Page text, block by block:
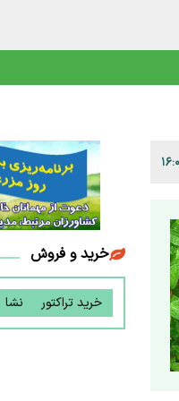
خرید و فروش
خرید تراکتور نشا